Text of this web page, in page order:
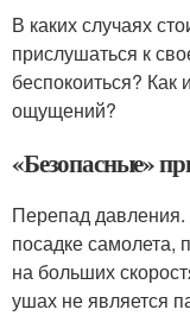
В каких случаях
прислушаться к
беспокоиться? Как
ощущений?
«Безопасные»
Перепад давления.
посадке
на больших
ушах не является